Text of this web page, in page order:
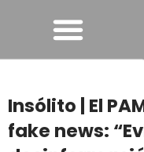
Insólito | El
fake news: